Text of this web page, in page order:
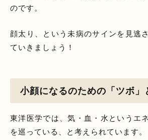
のです。
顔太り、という未病のサインを見逃
ていきましょう！
小顔になるのための「ツボ」
東洋医学では、気・血・水というエ
を巡っている、と考えられています。